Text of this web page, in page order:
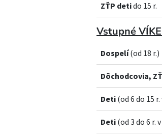
ZŤP detido 15 r.
Vstupné
Dospelí(od 18 r.)
Dôchodcovia,
Deti (od 6 do 15
Deti (od 3 do 6 r.